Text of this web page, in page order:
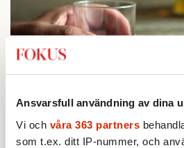
Ansvarsfull användning av dina
Vi och våra 363 partners
som t.ex. ditt IP-nummer, och
STICKET
1.Bitte Assarmo: Sagan om den
ursprungsbefolkningen i